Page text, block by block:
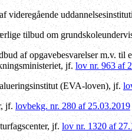
videregående
tilbud om
af opgavebesvarelser m.v. til
jf.lov nr. 963 af
(EVA-loven), jf.
jf.lovbekg. nr. 280 af 25.03.2019
jf. lov nr. 1320 af